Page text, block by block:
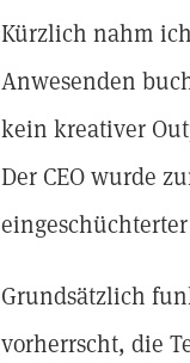
Kürzlich nahm
Anwesenden
kein kreativer
Der CEO wurde
Grundsätzlich
vorherrscht, die